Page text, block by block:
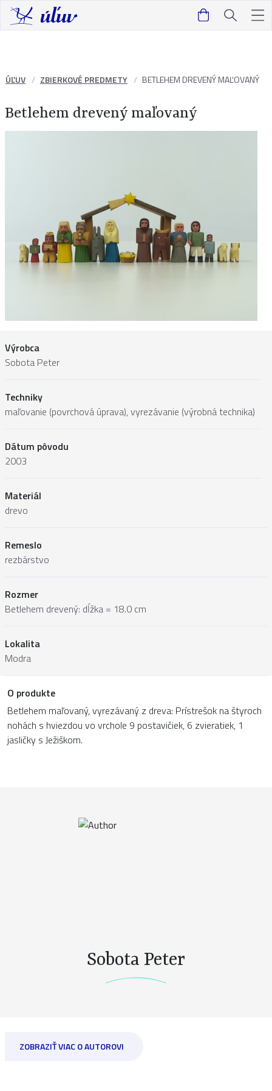
ÚĽUV ZBIERKOVÉ PREDMETY BETLEHEM DREVENÝ MAĽOVANÝ
Betlehem drevený maľovaný
Výrobca
Sobota Peter
Techniky
maľovanie (povrchová úprava), vyrezávanie (výrobná technika)
Dátum pôvodu
2003
Materiál
drevo
Remeslo
rezbárstvo
Rozmer
Betlehem drevený: dĺžka = 18.0 cm
Lokalita
Modra
O produkte
Betlehem maľovaný, vyrezávaný z dreva: Prístrešok na štyroch
nohách s hviezdou vo vrchole 9 postavičiek, 6 zvieratiek, 1
jasličky s Ježiškom.
Sobota Peter
ZOBRAZIŤ VIAC O AUTOROVI